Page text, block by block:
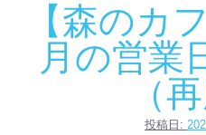
【森のカ
月の営業
（
投稿日: